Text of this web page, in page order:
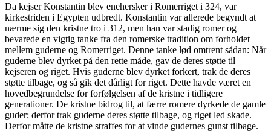
Da kejser Konstantin blev enehersker i Romerriget i 324, var
kirkestriden i Egypten udbredt. Konstantin var allerede begyndt at
nærme sig den kristne tro i 312, men han var stadig romer og
bevarede en vigtig tanke fra den romerske tradition om forholdet
mellem guderne og Romerriget. Denne tanke lød omtrent sådan: Når
guderne blev dyrket på den rette måde, gav de deres støtte til
kejseren og riget. Hvis guderne blev dyrket forkert, trak de deres
støtte tilbage, og så gik det dårligt for riget. Dette havde været en
hovedbegrundelse for forfølgelsen af de kristne i tidligere
generationer. De kristne bidrog til, at færre romere dyrkede de gamle
guder; derfor trak guderne deres støtte tilbage, og riget led skade.
Derfor måtte de kristne straffes for at vinde gudernes gunst tilbage.